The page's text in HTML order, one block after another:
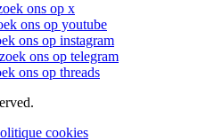
ons op x
ons op youtube
ons op instagram
ons op telegram
ons op threads
cookies